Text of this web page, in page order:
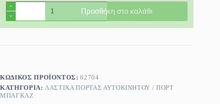
Τσιμούχες
παραθύρων
αυτοκινήτου
Isuzu
Προσθήκη στο καλάθι
ΚΩΔΙΚΌΣ ΠΡΟΪΌΝΤΟΣ:62704
ΚΑΤΗΓΟΡΊΑ: ΛΆΣΤΙΧΑ ΠΌΡΤΑΣ ΑΥΤΟΚΙΝΉΤΟΥ / ΠΟΡΤ
ΜΠΑΓΚΑΖ